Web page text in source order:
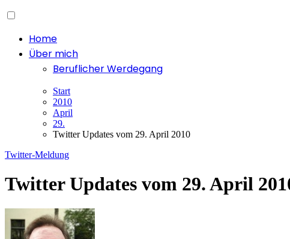
Home
Über mich
Beruflicher Werdegang
Start
2010
April
29.
Twitter Updates vom 29. April 2010
Twitter-Meldung
Twitter Updates vom 29. April